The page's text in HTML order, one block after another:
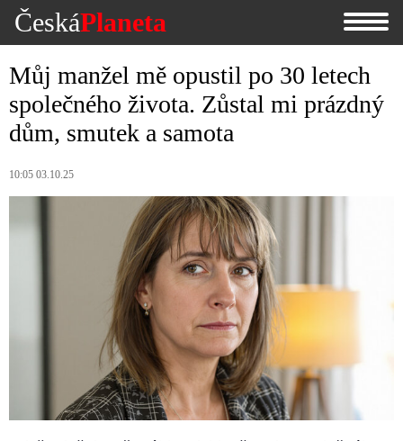
ČeskáPlaneta
Můj manžel mě opustil po 30 letech
společného života. Zůstal mi prázdný
dům, smutek a samota
10:05 03.10.25